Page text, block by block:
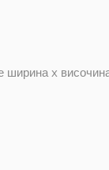
ширина x